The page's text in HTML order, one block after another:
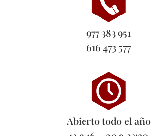
977 383 951
616 473 577
Abierto todo el año